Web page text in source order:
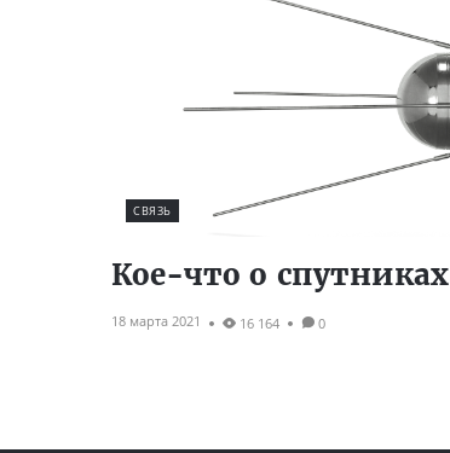
СВЯЗЬ
Кое-что о спутниках
18 марта 2021 16 164 0